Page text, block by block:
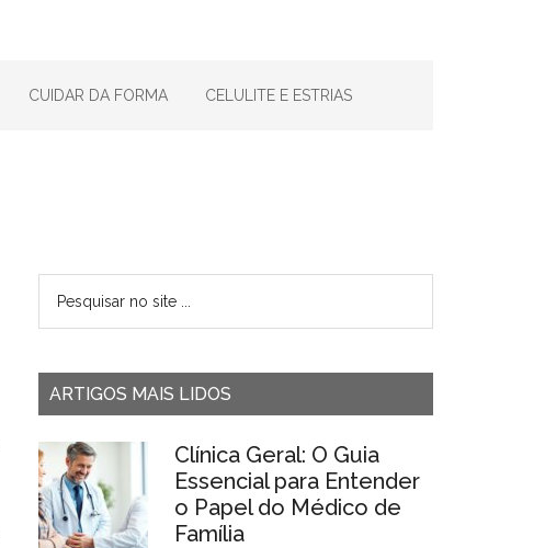
CUIDAR DA FORMA CELULITE E ESTRIAS
ARTIGOS MAIS LIDOS
Clínica Geral: O Guia
Essencial para Entender
o Papel do Médico de
Família